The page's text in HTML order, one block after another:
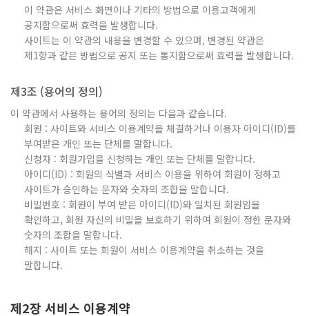
이 약관은 서비스 화면이나 기타의 방법으로 이용고객에게
공지함으로써 효력을 발생합니다.
사이트는 이 약관의 내용을 변경할 수 있으며, 변경된 약관은
제1항과 같은 방법으로 공지 또는 통지함으로써 효력을 발생합니다.
제3조 (용어의 정의)
이 약관에서 사용하는 용어의 정의는 다음과 같습니다.
회원 : 사이트와 서비스 이용계약을 체결하거나 이용자 아이디(ID)를
부여받은 개인 또는 단체를 말합니다.
신청자 : 회원가입을 신청하는 개인 또는 단체를 말합니다.
아이디(ID) : 회원의 식별과 서비스 이용을 위하여 회원이 정하고
사이트가 승인하는 문자와 숫자의 조합을 말합니다.
비밀번호 : 회원이 부여 받은 아이디(ID)와 일치된 회원임을
확인하고, 회원 자신의 비밀을 보호하기 위하여 회원이 정한 문자와
숫자의 조합을 말합니다.
해지 : 사이트 또는 회원이 서비스 이용계약을 취소하는 것을
말합니다.
제2장 서비스 이용계약